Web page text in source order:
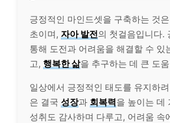
긍정적인 마인드셋을 구축하는 것
초이며, 자아 발전의 첫걸음입니다.
통해 도전과 어려움을 해결할 수 있
고, 행복한 삶을 추구하는 데 큰 도
일상에서 긍정적인 태도를 유지하
은 결국 성장과 회복력을 높이는 데
성취도 감사하며 다루고, 어려움 속